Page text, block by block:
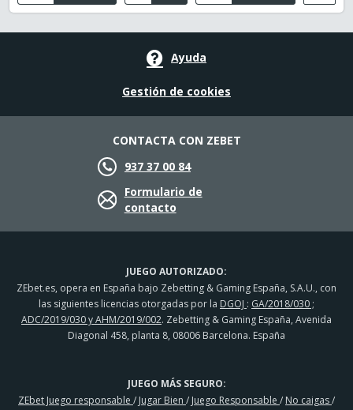
JUEGO AUTORIZADO:
ZEbet.es, opera en España bajo Zebetting & Gaming España, S.A.U., con
las siguientes licencias otorgadas por la DGOJ : GA/2018/030 ;
ADC/2019/030 y AHM/2019/002. Zebetting & Gaming España, Avenida
Diagonal 458, planta 8, 08006 Barcelona. España
JUEGO MÁS SEGURO:
ZEbet Juego responsable / Jugar Bien / Juego Responsable / No caigas/
Ayuda
Gestión de cookies
CONTACTA CON ZEBET
937 37 00 84
Formulario de
contacto